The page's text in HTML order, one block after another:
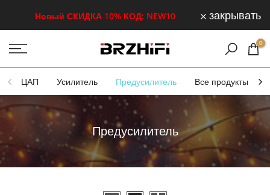
Перейти
к
содержанию
Новый СКИДКА 10% КОД: NEW10 закрывать
0
ЦАП Усилитель Предусилитель Все продукты
Предусилитель